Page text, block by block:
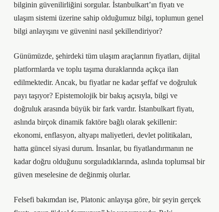
bilginin güvenilirliğini sorgular. İstanbulkart’ın fiyatı ve
ulaşım sistemi üzerine sahip olduğumuz bilgi, toplumun genel
bilgi anlayışını ve güvenini nasıl şekillendiriyor?
Günümüzde, şehirdeki tüm ulaşım araçlarının fiyatları, dijital
platformlarda ve toplu taşıma duraklarında açıkça ilan
edilmektedir. Ancak, bu fiyatlar ne kadar şeffaf ve doğruluk
payı taşıyor? Epistemolojik bir bakış açısıyla, bilgi ve
doğruluk arasında büyük bir fark vardır. İstanbulkart fiyatı,
aslında birçok dinamik faktöre bağlı olarak şekillenir:
ekonomi, enflasyon, altyapı maliyetleri, devlet politikaları,
hatta güncel siyasi durum. İnsanlar, bu fiyatlandırmanın ne
kadar doğru olduğunu sorguladıklarında, aslında toplumsal bir
güven meselesine de değinmiş olurlar.
Felsefi bakımdan ise, Platonic anlayışa göre, bir şeyin gerçek